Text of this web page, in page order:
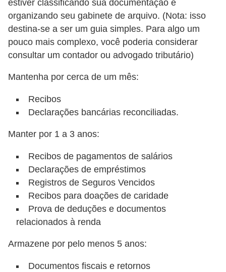
estiver classificando sua documentação e
organizando seu gabinete de arquivo. (Nota: isso
destina-se a ser um guia simples. Para algo um
pouco mais complexo, você poderia considerar
consultar um contador ou advogado tributário)
Mantenha por cerca de um mês:
Recibos
Declarações bancárias reconciliadas.
Manter por 1 a 3 anos:
Recibos de pagamentos de salários
Declarações de empréstimos
Registros de Seguros Vencidos
Recibos para doações de caridade
Prova de deduções e documentos
relacionados à renda
Armazene por pelo menos 5 anos:
Documentos fiscais e retornos